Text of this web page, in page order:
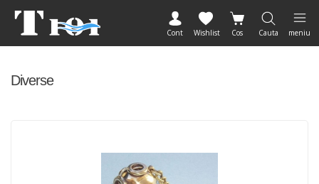
Cont Wishlist Cos Cauta meniu
Diverse